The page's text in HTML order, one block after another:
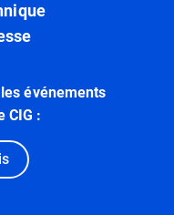
événements
CIG :